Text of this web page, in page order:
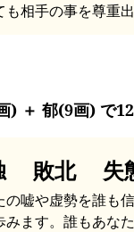
も相手の事を尊重
) ＋ 郁(9画) で
敗北
の嘘や虚勢を誰も
みます。誰もあな